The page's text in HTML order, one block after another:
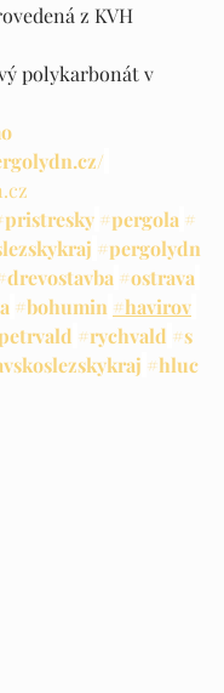
z KVH
polykarbonát v
#pergola #
#pergolydn
#ostrava
#bohumin #havirov
#rychvald #s
#hluc